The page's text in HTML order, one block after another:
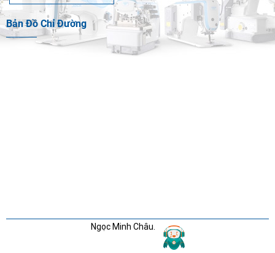
Bản Đồ Chỉ Đường
Ngọc Minh Châu.